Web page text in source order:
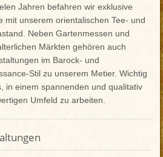
Jahren befahren wir exklusive
mit unserem orientalischen Tee- und
Neben Gartenmessen und
Märkten gehören auch
im Barock- und
Stil zu unserem Metier. Wichtig
in einem spannenden und qualitativ
Umfeld zu arbeiten.